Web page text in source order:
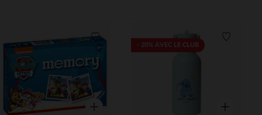
Liste de souhaits
Aperçu rapide
- 20% AVEC LE CLUB
Aperçu